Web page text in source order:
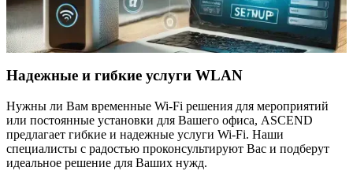
Надежные и гибкие услуги WLAN
Нужны ли Вам временные Wi-Fi решения для мероприятий
или постоянные установки для Вашего офиса, ASCEND
предлагает гибкие и надежные услуги Wi-Fi. Наши
специалисты с радостью проконсультируют Вас и подберут
идеальное решение для Ваших нужд.